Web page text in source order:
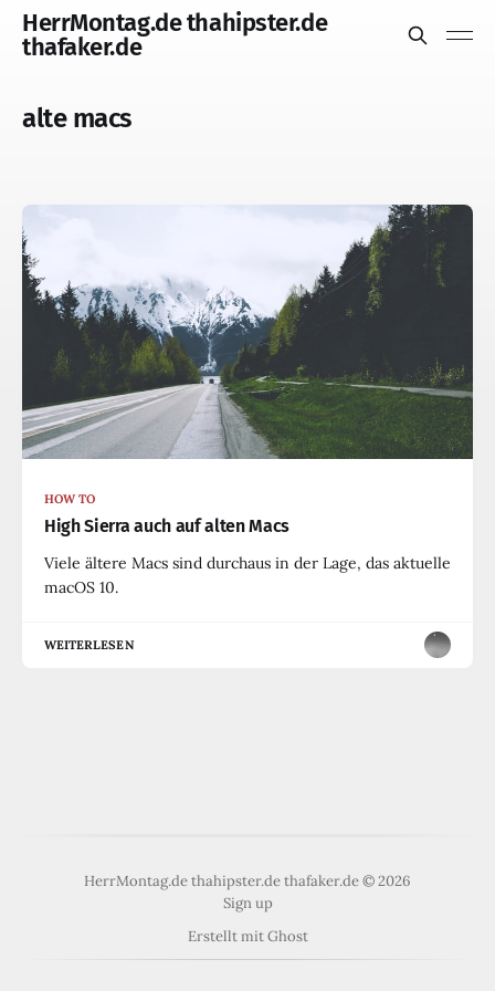
HerrMontag.de thahipster.de
thafaker.de
alte macs
HOW TO
High Sierra auch auf alten Macs
Viele ältere Macs sind durchaus in der Lage, das aktuelle
macOS 10.
WEITERLESEN
HerrMontag.de thahipster.de thafaker.de © 2026
Sign up
Erstellt mitGhost